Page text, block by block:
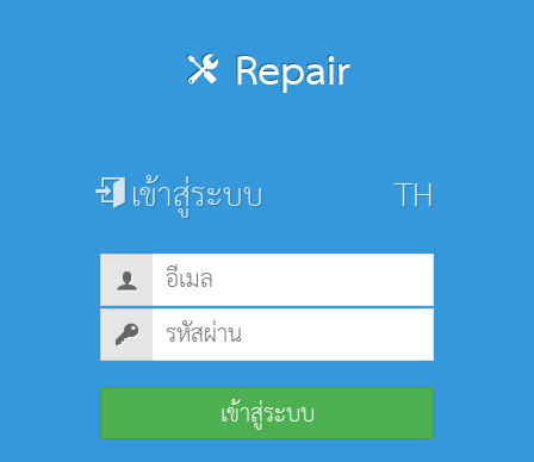
Repair
เข้าสู่ระบบ
เข้าสู่ระบบ